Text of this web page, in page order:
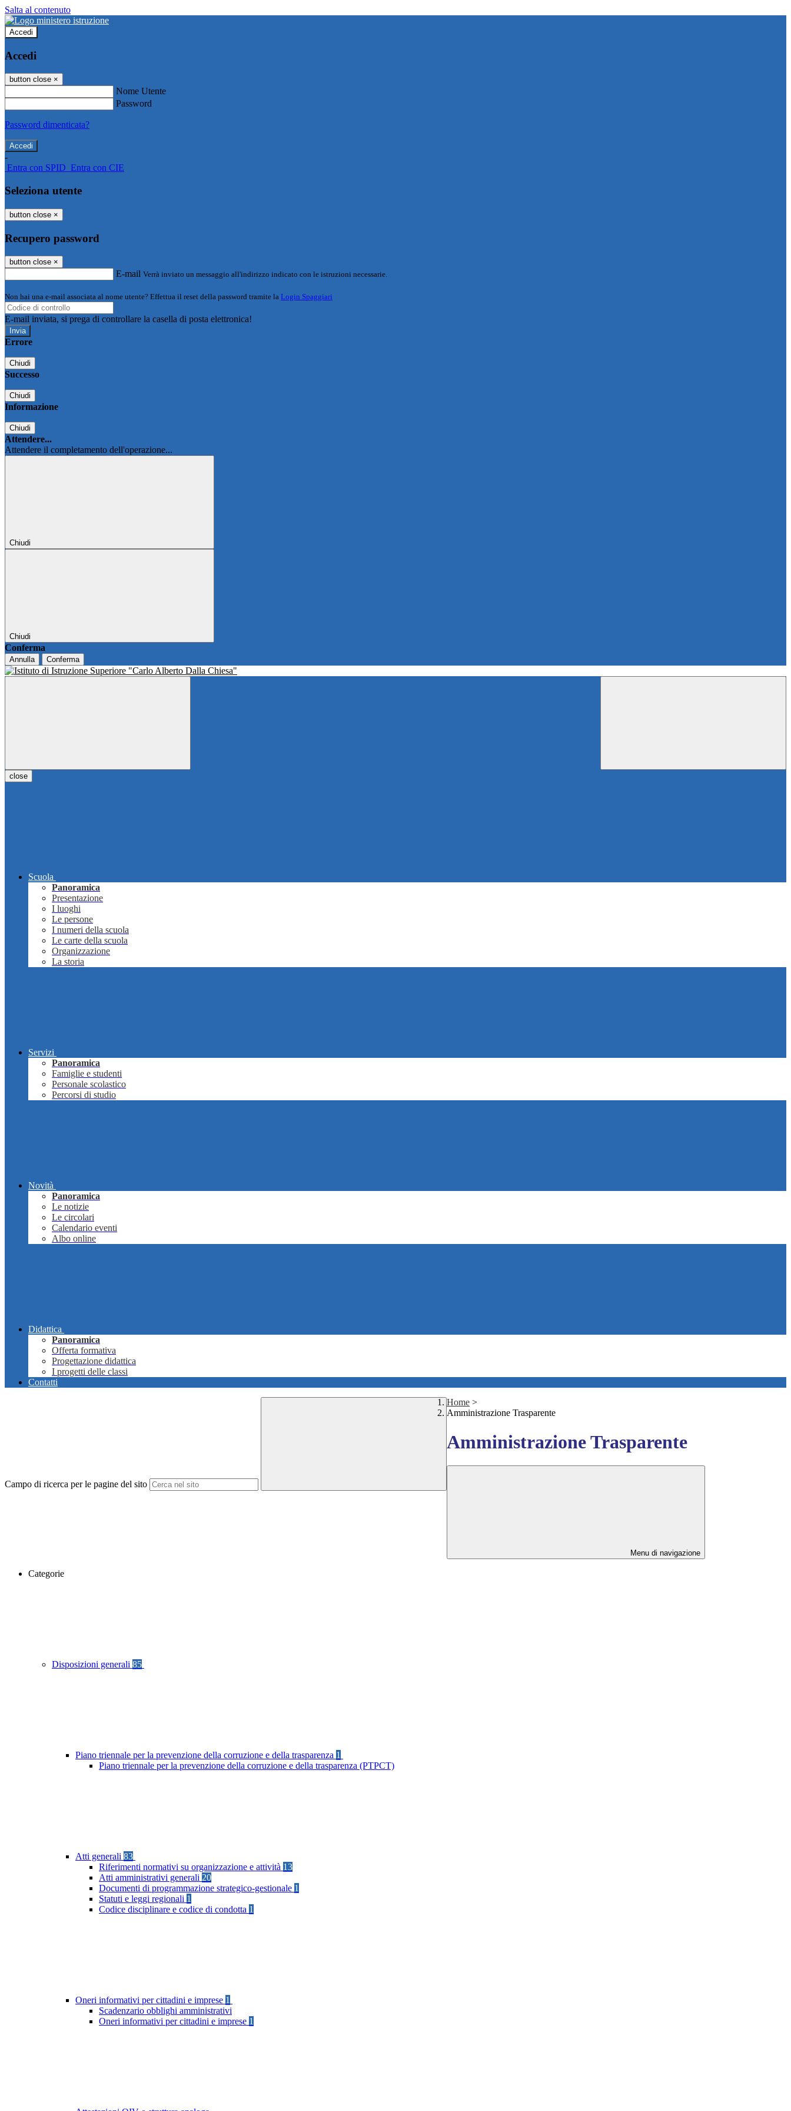
Salta al contenuto
Accedi
Accedi
button close ×
Nome Utente
Password
Password dimenticata?
-
Entra con SPID Entra con CIE
Seleziona utente
button close ×
Recupero password
button close ×
E-mail Verrà inviato un messaggio all'indirizzo indicato con le istruzioni necessarie.
Non hai una e-mail associata al nome utente? Effettua il reset della password tramite la Login Spaggiari
E-mail inviata, si prega di controllare la casella di posta elettronica!
Errore
Chiudi
Successo
Chiudi
Informazione
Chiudi
Attendere...
Attendere il completamento dell'operazione...
Chiudi
Chiudi
Conferma
Annulla Conferma
close
Scuola
Panoramica
Presentazione
I luoghi
Le persone
I numeri della scuola
Le carte della scuola
Organizzazione
La storia
Servizi
Panoramica
Famiglie e studenti
Personale scolastico
Percorsi di studio
Novità
Panoramica
Le notizie
Le circolari
Calendario eventi
Albo online
Didattica
Panoramica
Offerta formativa
Progettazione didattica
I progetti delle classi
Contatti
Campo di ricerca per le pagine del sito
Home >
Amministrazione Trasparente
Amministrazione Trasparente
Menu di navigazione
Categorie
Disposizioni generali 85
Piano triennale per la prevenzione della corruzione e della trasparenza 1
Piano triennale per la prevenzione della corruzione e della trasparenza (PTPCT)
Atti generali 83
Riferimenti normativi su organizzazione e attività 13
Atti amministrativi generali 20
Documenti di programmazione strategico-gestionale 1
Statuti e leggi regionali 1
Codice disciplinare e codice di condotta 1
Oneri informativi per cittadini e imprese 1
Scadenzario obblighi amministrativi
Oneri informativi per cittadini e imprese 1